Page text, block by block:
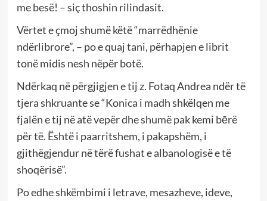
me besë! – siç thoshin rilindasit.
Vërtet e çmoj shumë këtë “marrëdhënie
ndërlibrore”, – po e quaj tani, përhapjen e librit
tonë midis nesh nëpër botë.
Ndërkaq në përgjigjen e tij z. Fotaq Andrea ndër të
tjera shkruante se “Konica i madh shkëlqen me
fjalën e tij në atë vepër dhe shumë pak kemi bērë
për të. Është i paarritshem, i pakapshëm, i
gjithëgjendur në tërë fushat e albanologisë e të
shoqërisë”.
Po edhe shkëmbimi i letrave, mesazheve, ideve,